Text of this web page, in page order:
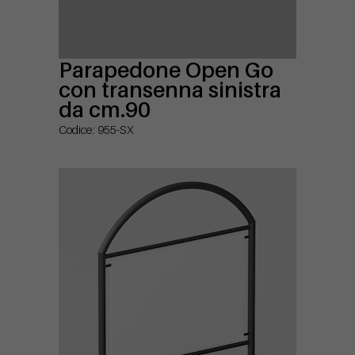
Parapedone Open Go
con transenna sinistra
da cm.90
Codice: 955-SX